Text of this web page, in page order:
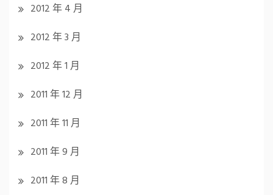
2012 年 4 月
2012 年 3 月
2012 年 1 月
2011 年 12 月
2011 年 11 月
2011 年 9 月
2011 年 8 月